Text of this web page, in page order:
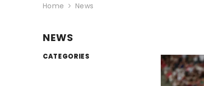
Home News
NEWS
CATEGORIES